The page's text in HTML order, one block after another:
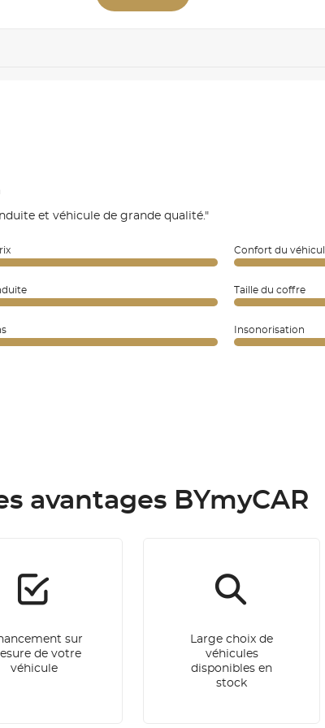
et véhicule de grande qualité."
Confort du
Taille du coffre
Insonorisation
avantages BYmyCAR
sur
de votre
véhicule
Large choix de
véhicules
disponibles en
stock